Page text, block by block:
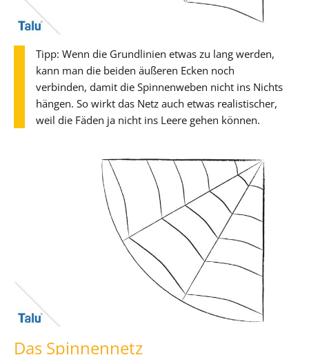
Tipp: Wenn die Grundlinien etwas zu lang werden,
kann man die beiden äußeren Ecken noch
verbinden, damit die Spinnenweben nicht ins Nichts
hängen. So wirkt das Netz auch etwas realistischer,
weil die Fäden ja nicht ins Leere gehen können.
Das Spinnennetz